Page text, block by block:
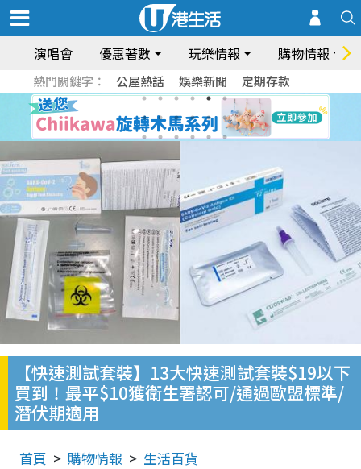
演唱會 優惠著數 玩樂情報 購物情報
熱門關鍵字： 公屋熱話 娛樂新聞 定期存款
【快速測試套裝】13大快速測試套裝$19以下
買到！最平$10獲衛生署認可/通過歐盟標準/
潛伏期適用
首頁 購物情報 生活百貨